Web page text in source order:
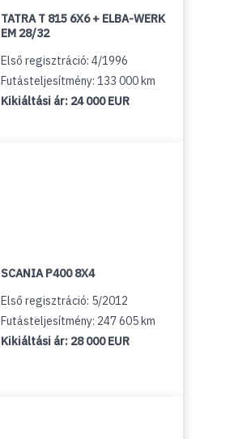
TATRA T 815 6X6 + ELBA-WERK
EM 28/32
Első regisztráció: 4/1996
Futásteljesítmény: 133 000 km
Kikiáltási ár: 24 000 EUR
SCANIA P400 8X4
Első regisztráció: 5/2012
Futásteljesítmény: 247 605 km
Kikiáltási ár: 28 000 EUR